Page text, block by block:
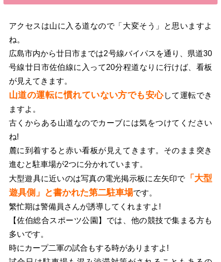
アクセスは山に入る道なので「大変そう」と思いますよ
ね。
広島市内から廿日市までは2号線バイパスを通り、県道30
号線廿日市佐伯線に入って20分程道なりに行けば、看板
が見えてきます。
山道の運転に慣れていない方でも安心して運転でき
ますよ。
古くからある山道なのでカーブには気をつけてください
ね!
麓に到着すると赤い看板が見えてきます。そのまま突き
進むと駐車場が2つに分かれています。
大型遊具に近いのは写真の電光掲示板に左矢印で「大型
遊具側」と書かれた第二駐車場です。
繁忙期は警備員さんが誘導してくれますよ!
【佐伯総合スポーツ公園】では、他の競技で集まる方も
多いです。
時にカープ二軍の試合もする時がありますよ!